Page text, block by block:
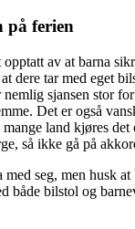
på ferien
av at barna
dere tar med eget
sjansen stor
Det er også
land kjøres det
så ikke gå på
seg, men husk
både bilstol og